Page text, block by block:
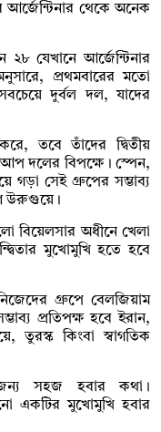
থেকে অনেক
২৮ যেখানে আর্জেন্টিনার
প্রথমবারের মতো
দুর্বল দল, যাদের
তবে তাঁদের দ্বিতীয়
দলের বিপক্ষে। স্পেন,
সেই গ্রুপের সম্ভাব্য
উরুগুয়ে।
বিয়েলসার অধীনে খেলা
মুখোমুখি হতে হবে
গ্রুপে বেলজিয়াম
প্রতিপক্ষ হবে ইরান,
তুরস্ক কিংবা স্বাগতিক
জন্য সহজ হবার কথা।
একটির মুখোমুখি হবার